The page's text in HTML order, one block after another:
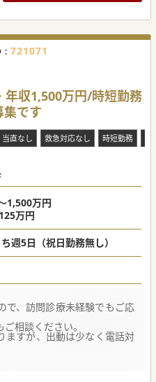
: 721071
年収1,500万円/時短勤務
です
当直なし 救急対応なし 時短勤務
1,500万円
万円
週5日（祝日勤務無し）
、訪問診療未経験でもご応
相談ください。
すが、出動は少なく電話対